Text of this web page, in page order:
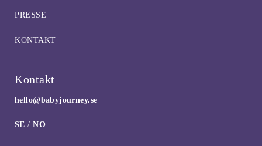
PRESSE
KONTAKT
Kontakt
hello@babyjourney.se
SE /NO